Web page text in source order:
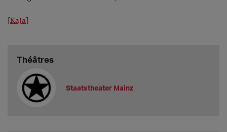
[KaJa]
Théâtres
Staatstheater Mainz